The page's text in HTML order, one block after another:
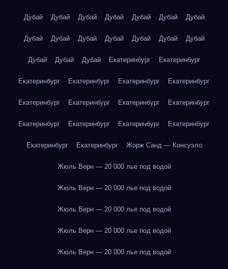
Дубай Дубай Дубай Дубай Дубай Дубай Дубай
Дубай Дубай Дубай Дубай Дубай Дубай Дубай
Дубай Дубай Дубай Екатеринбург Екатеринбург
Екатеринбург Екатеринбург Екатеринбург Екатеринбург
Екатеринбург Екатеринбург Екатеринбург Екатеринбург
Екатеринбург Екатеринбург Екатеринбург Екатеринбург
Екатеринбург Екатеринбург Жорж Санд — Консуэло
Жюль Верн — 20 000 лье под водой
Жюль Верн — 20 000 лье под водой
Жюль Верн — 20 000 лье под водой
Жюль Верн — 20 000 лье под водой
Жюль Верн — 20 000 лье под водой